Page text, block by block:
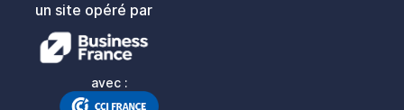
un site opéré par
avec :